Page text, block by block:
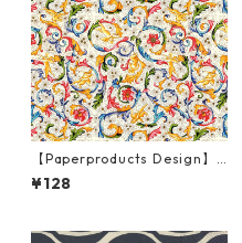
【Paperproducts Design】
バラ売り2枚 ランチサイズ ペ
ーパーナプキン FIORENTINA
¥128